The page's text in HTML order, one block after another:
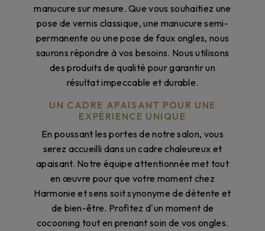
manucure sur mesure. Que vous souhaitiez une
pose de vernis classique, une manucure semi-
permanente ou une pose de faux ongles, nous
saurons répondre à vos besoins. Nous utilisons
des produits de qualité pour garantir un
résultat impeccable et durable.
UN CADRE APAISANT POUR UNE
EXPÉRIENCE UNIQUE
En poussant les portes de notre salon, vous
serez accueilli dans un cadre chaleureux et
apaisant. Notre équipe attentionnée met tout
en œuvre pour que votre moment chez
Harmonie et sens soit synonyme de détente et
de bien-être. Profitez d'un moment de
cocooning tout en prenant soin de vos ongles.